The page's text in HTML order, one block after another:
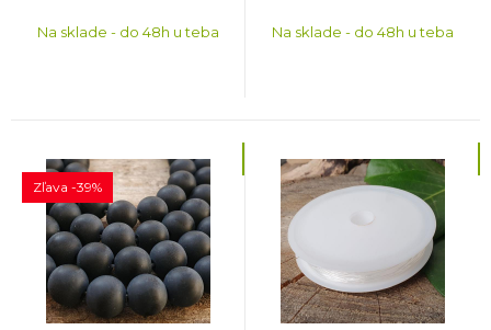
Na sklade - do 48h u teba Na sklade - do 48h u teba
Zľava -39%